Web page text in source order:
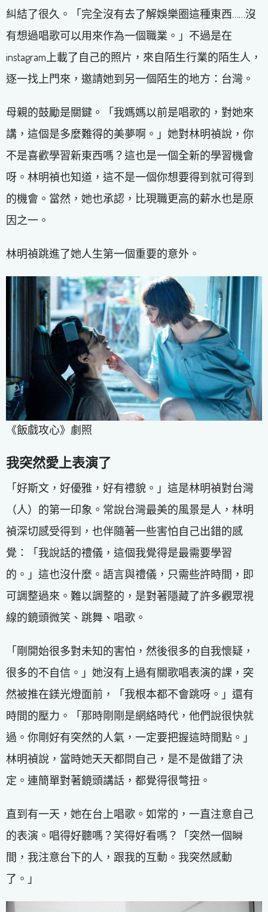
糾結了很久。「完全沒有去了解娛樂圈這種東西……沒
有想過唱歌可以用來作為一個職業。」不過是在
instagram上載了自己的照片，來自陌生行業的陌生人，
逐一找上門來，邀請她到另一個陌生的地方：台灣。
母親的鼓勵是關鍵。「我媽媽以前是唱歌的，對她來
講，這個是多麼難得的美夢啊。」她對林明禎說，你
不是喜歡學習新東西嗎？這也是一個全新的學習機會
呀。林明禎也知道，這不是一個你想要得到就可得到
的機會。當然，她也承認，比現職更高的薪水也是原
因之一。
林明禎跳進了她人生第一個重要的意外。
《飯戲攻心》劇照
我突然愛上表演了
「好斯文，好優雅，好有禮貌。」這是林明禎對台灣
（人）的第一印象。常說台灣最美的風景是人，林明
禎深切感受得到，也伴隨著一些害怕自己出錯的感
覺：「我說話的禮儀，這個我覺得是最需要學習
的。」這也沒什麼。語言與禮儀，只需些許時間，即
可調整過來。難以調整的，是對著隱藏了許多觀眾視
線的鏡頭微笑、跳舞、唱歌。
「剛開始很多對未知的害怕，然後很多的自我懷疑，
很多的不自信。」她沒有上過有關歌唱表演的課，突
然被推在鎂光燈面前，「我根本都不會跳呀。」還有
時間的壓力。「那時剛剛是網絡時代，他們說很快就
過。你剛好有突然的人氣，一定要把握這時間點。」
林明禎說，當時她天天都問自己，是不是做錯了決
定。連簡單對著鏡頭講話，都覺得很彆扭。
直到有一天，她在台上唱歌。如常的，一直注意自己
的表演。唱得好聽嗎？笑得好看嗎？「突然一個瞬
間，我注意台下的人，跟我的互動。我突然感動
了。」